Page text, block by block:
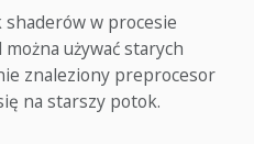
w procesie
używać starych
znaleziony preprocesor
na starszy potok.